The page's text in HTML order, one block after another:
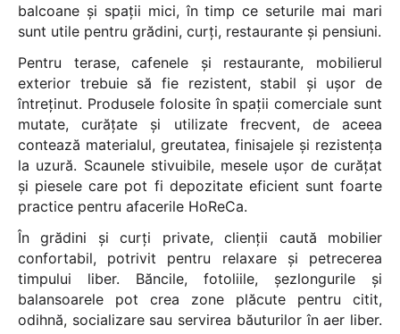
balcoane și spații mici, în timp ce seturile mai mari
sunt utile pentru grădini, curți, restaurante și pensiuni.
Pentru terase, cafenele și restaurante, mobilierul
exterior trebuie să fie rezistent, stabil și ușor de
întreținut. Produsele folosite în spații comerciale sunt
mutate, curățate și utilizate frecvent, de aceea
contează materialul, greutatea, finisajele și rezistența
la uzură. Scaunele stivuibile, mesele ușor de curățat
și piesele care pot fi depozitate eficient sunt foarte
practice pentru afacerile HoReCa.
În grădini și curți private, clienții caută mobilier
confortabil, potrivit pentru relaxare și petrecerea
timpului liber. Băncile, fotoliile, șezlongurile și
balansoarele pot crea zone plăcute pentru citit,
odihnă, socializare sau servirea băuturilor în aer liber.